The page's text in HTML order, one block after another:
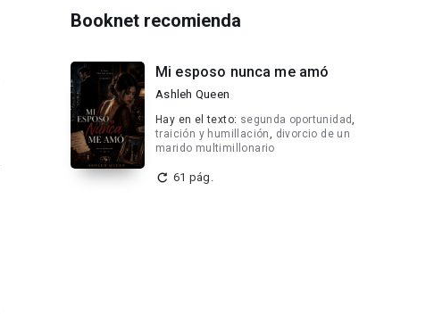
Booknet recomienda
Mi esposo nunca me amó
Ashleh Queen
Hay en el texto: segunda oportunidad,
traición y humillación, divorcio de un
marido multimillonario
61 pág.